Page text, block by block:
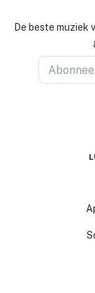
De beste muziek